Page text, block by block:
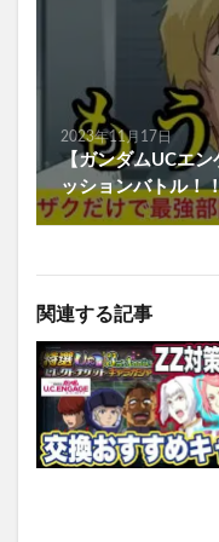
2023年11月17日
【ガンダムUCエン
ッションバトル！
関連する記事